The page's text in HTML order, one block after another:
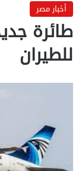
أخبار مصر
طائرة
للطيران